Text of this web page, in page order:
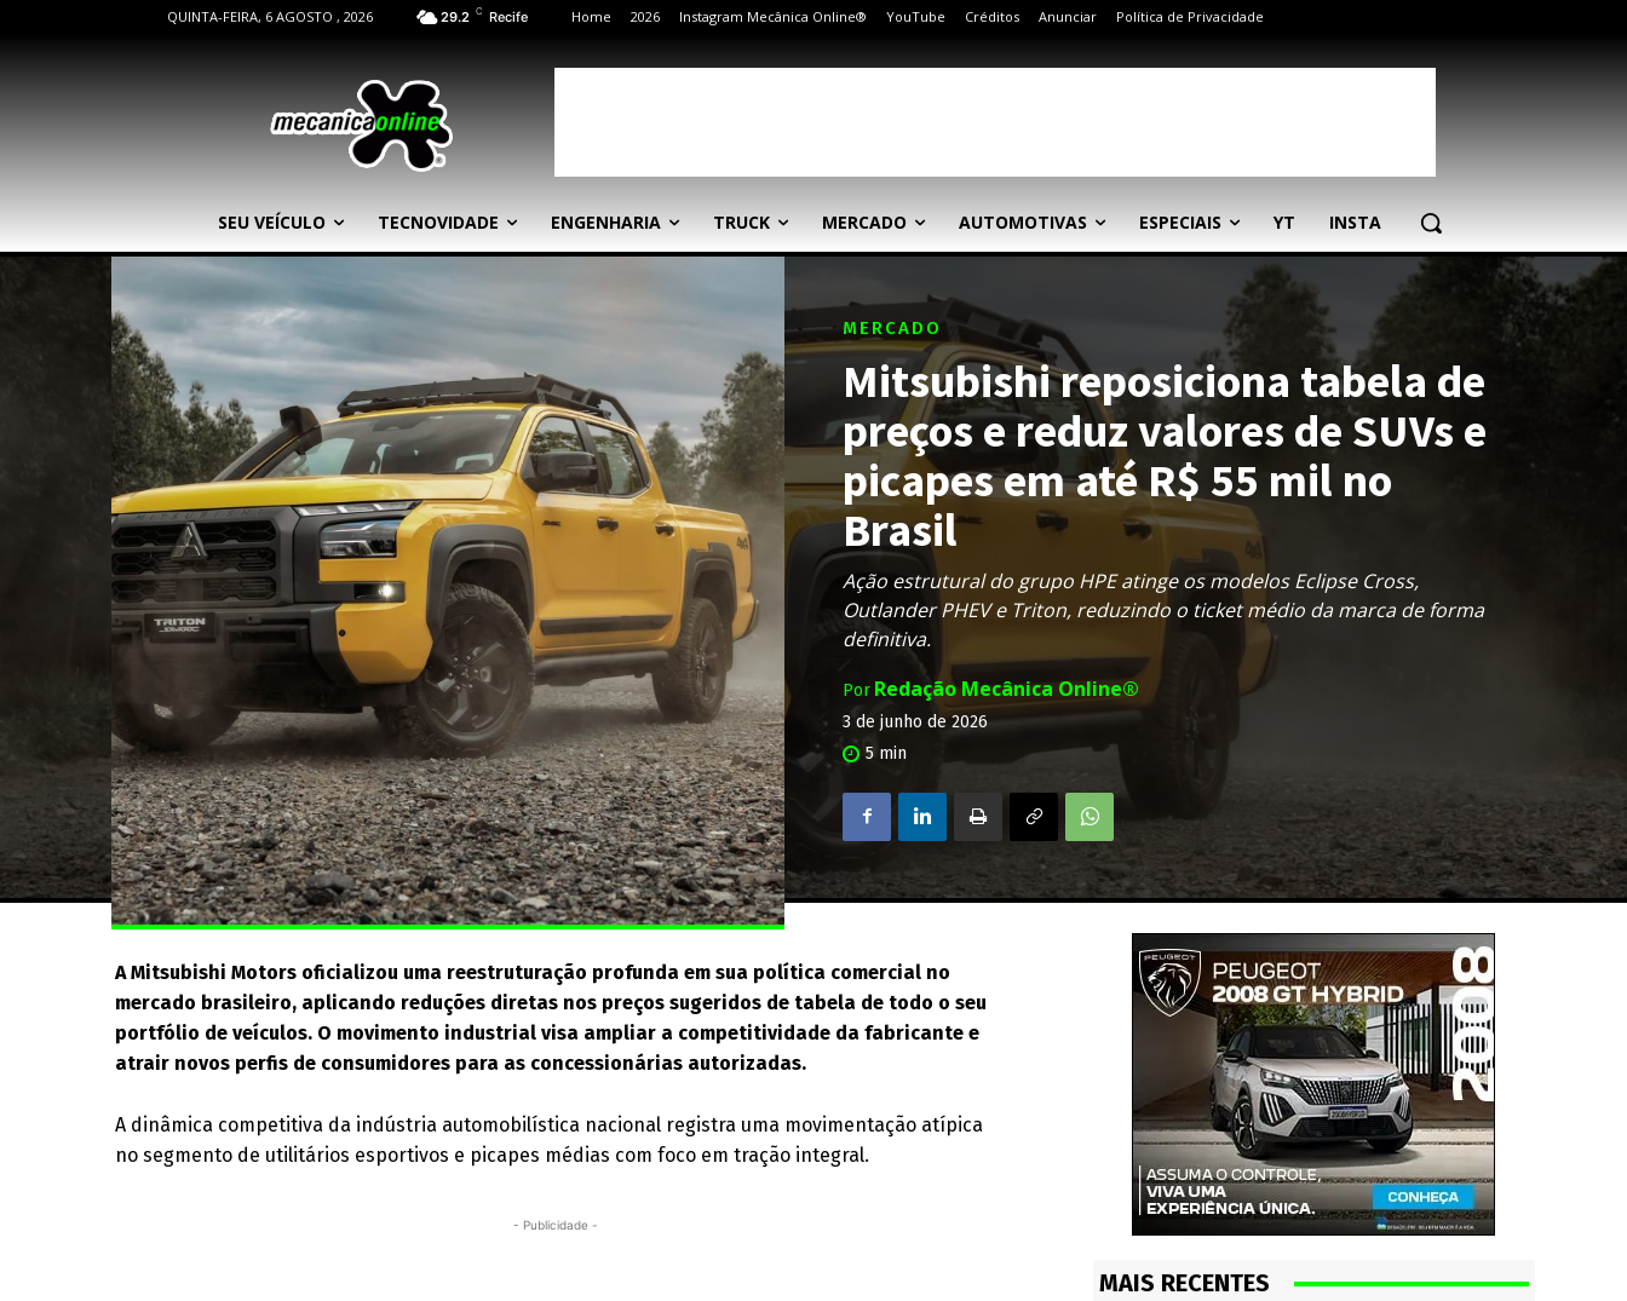
QUINTA-FEIRA, 6 AGOSTO , 2026 29.2 C Recife Home 2026 Instagram Mecânica Online® YouTube Créditos Anunciar Política de Privacidade
SEU VEÍCULO TECNOVIDADE ENGENHARIA TRUCK MERCADO AUTOMOTIVAS ESPECIAIS YT INSTA
MERCADO
Mitsubishi reposiciona tabela de
preços e reduz valores de SUVs e
picapes em até R$ 55 mil no
Brasil
Ação estrutural do grupo HPE atinge os modelos Eclipse Cross,
Outlander PHEV e Triton, reduzindo o ticket médio da marca de forma
definitiva.
Por Redação Mecânica Online®
3 de junho de 2026
5 min
A Mitsubishi Motors oficializou uma reestruturação profunda em sua política comercial no
mercado brasileiro, aplicando reduções diretas nos preços sugeridos de tabela de todo o seu
portfólio de veículos. O movimento industrial visa ampliar a competitividade da fabricante e
atrair novos perfis de consumidores para as concessionárias autorizadas.
A dinâmica competitiva da indústria automobilística nacional registra uma movimentação atípica
no segmento de utilitários esportivos e picapes médias com foco em tração integral.
- Publicidade -
MAIS RECENTES